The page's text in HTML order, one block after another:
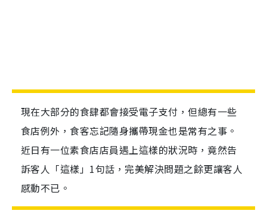
現在大部分的食肆都會接受電子支付，但總有一些
食店例外，食客忘記隨身攜帶現金也是常有之事。
近日有一位素食店店員遇上這樣的狀況時，竟然告
訴客人「這樣」1句話，完美解決問題之餘更讓客人
感動不已。